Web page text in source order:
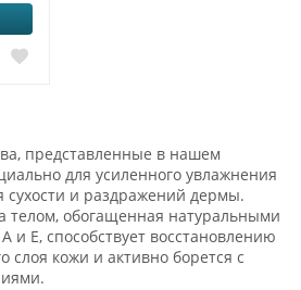
представленные в нашем
для усиленного увлажнения
сухости и раздражений дермы.
телом, обогащенная натуральными
и E, способствует восстановлению
слоя кожи и активно борется с